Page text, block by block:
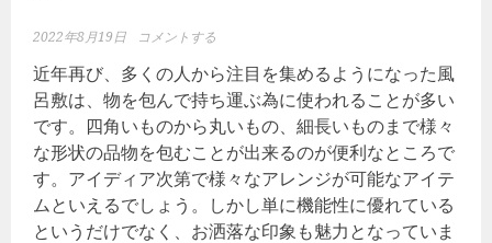
2022年8月19日 コメントする
近年再び、多くの人から注目を集めるようになった風
呂敷は、物を包んで持ち運ぶ為に使われることが多い
です。四角いものから丸いもの、細長いものまで様々
な形状の品物を包むことが出来るのが便利なところで
す。アイディア次第で様々なアレンジが可能なアイテ
ムといえるでしょう。しかし単に機能性に優れている
というだけでなく、お洒落な印象も魅力となっていま